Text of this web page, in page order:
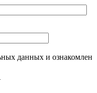
данных и ознакомлен